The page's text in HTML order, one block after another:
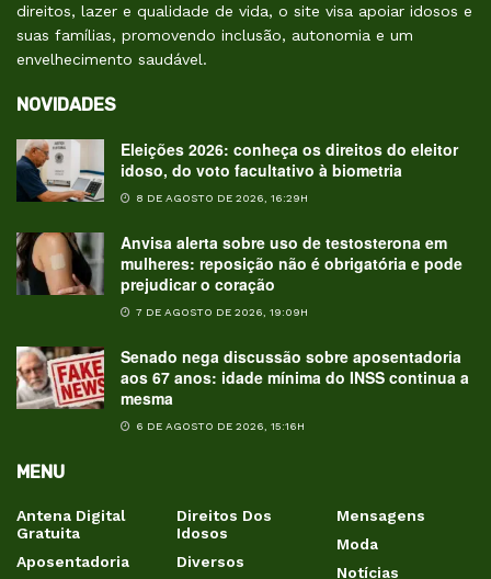
direitos, lazer e qualidade de vida, o site visa apoiar idosos e
suas famílias, promovendo inclusão, autonomia e um
envelhecimento saudável.
NOVIDADES
Eleições 2026: conheça os direitos do eleitor
idoso, do voto facultativo à biometria
8 DE AGOSTO DE 2026, 16:29H
Anvisa alerta sobre uso de testosterona em
mulheres: reposição não é obrigatória e pode
prejudicar o coração
7 DE AGOSTO DE 2026, 19:09H
Senado nega discussão sobre aposentadoria
aos 67 anos: idade mínima do INSS continua a
mesma
6 DE AGOSTO DE 2026, 15:16H
MENU
Antena Digital
Gratuita
Aposentadoria
Direitos Dos
Idosos
Diversos
Mensagens
Moda
Notícias